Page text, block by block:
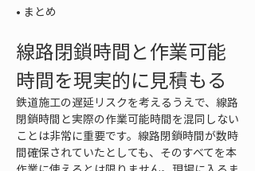
• まとめ
線路閉鎖時間と作業可能
時間を現実的に見積もる
鉄道施工の遅延リスクを考えるうえで、線路
閉鎖時間と実際の作業可能時間を混同しない
ことは非常に重要です。線路閉鎖時間が数時
間確保されていたとしても、そのすべてを本